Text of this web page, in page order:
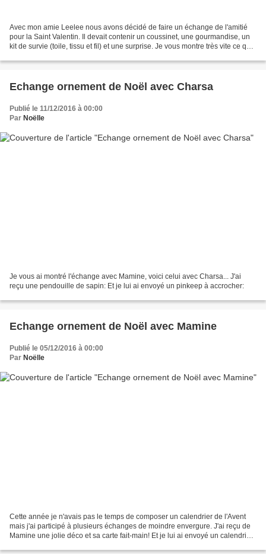
Avec mon amie Leelee nous avons décidé de faire un échange de l'amitié
pour la Saint Valentin. Il devait contenir un coussinet, une gourmandise, un
kit de survie (toile, tissu et fil) et une surprise. Je vous montre très vite ce que
Echange ornement de Noël avec Charsa
Publié le 11/12/2016 à 00:00
Par Noëlle
Je vous ai montré l'échange avec Mamine, voici celui avec Charsa... J'ai
reçu une pendouille de sapin: Et je lui ai envoyé un pinkeep à accrocher:
Echange ornement de Noël avec Mamine
Publié le 05/12/2016 à 00:00
Par Noëlle
Cette année je n'avais pas le temps de composer un calendrier de l'Avent
mais j'ai participé à plusieurs échanges de moindre envergure. J'ai reçu de
Mamine une jolie déco et sa carte fait-main! Et je lui ai envoyé un calendrier